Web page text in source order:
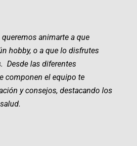
animarte a que
hobby, o a que lo disfrutes
Desde las diferentes
componen el equipo te
y consejos, destacando los